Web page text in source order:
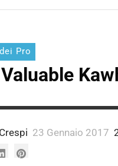
Pro
23 Gennaio 2017